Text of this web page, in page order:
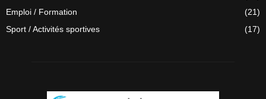
Emploi / Formation
(21)
Sport / Activités sportives
(17)